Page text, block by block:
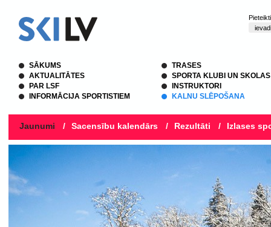
SĀKUMS
AKTUALITĀTES
PAR LSF
INFORMĀCIJA SPORTISTIEM
TRASES
SPORTA KLUBI UN SKOLAS
INSTRUKTORI
KALNU SLĒPOŠANA
Jaunumi / Sacensību kalendārs / Rezultāti / Izlases